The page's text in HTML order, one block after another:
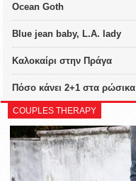
Ocean Goth
Blue jean baby, L.A. lady
Καλοκαίρι στην Πράγα
Πόσο κάνει 2+1 στα ρώσικα
COUPLES THERAPY